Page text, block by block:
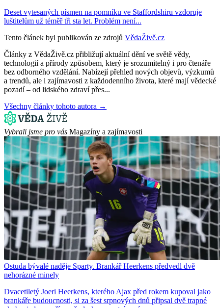
Deset vytesaných písmen na pomníku ve Staffordshiru vzdoruje
luštitelům už téměř tři sta let. Problém není...
Tento článek byl publikován ze zdrojů VědaŽivě.cz
Články z VědaŽivě.cz přibližují aktuální dění ve světě vědy,
technologií a přírody způsobem, který je srozumitelný i pro čtenáře
bez odborného vzdělání. Nabízejí přehled nových objevů, výzkumů
a trendů, ale i zajímavosti z každodenního života, které mají vědecké
pozadí – od lidského zdraví přes...
Všechny články tohoto autora →
Vybrali jsme pro vás Magazíny a zajímavosti
Ostuda bývalé naděje Sparty. Brankář Heerkens předvedl dvě
nehorázné minely
Dvacetiletý Joeri Heerkens, kterého Ajax před rokem kupoval jako
brankáře budoucnosti, si za šest srpnových dnů připsal dvě trapné